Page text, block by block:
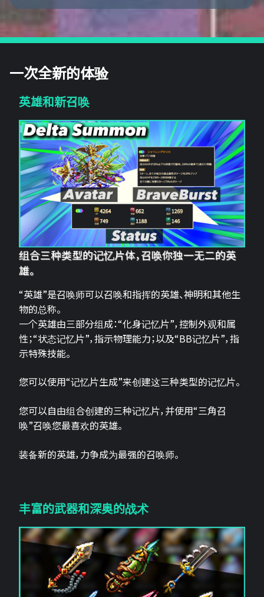
一次全新的体验
英雄和新召唤
组合三种类型的记忆片体，召唤你独一无二的英
雄。
“英雄”是召唤师可以召唤和指挥的英雄、神明和其他生
物的总称。
一个英雄由三部分组成：“化身记忆片”，控制外观和属
性；“状态记忆片”，指示物理能力；以及“BB记忆片”，指
示特殊技能。
您可以使用“记忆片生成”来创建这三种类型的记忆片。
您可以自由组合创建的三种记忆片，并使用“三角召
唤”召唤您最喜欢的英雄。
装备新的英雄，力争成为最强的召唤师。
丰富的武器和深奥的战术